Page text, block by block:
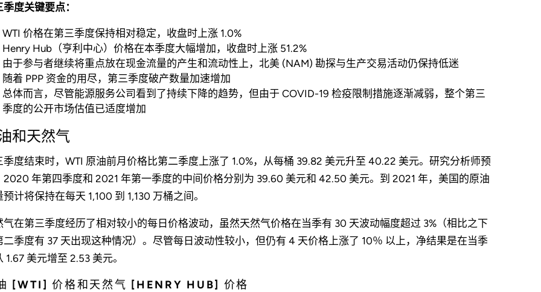
度关键要点：
WTI 价格在第三季度保持相对稳定，收盘时上涨 1.0%
Henry Hub（亨利中心）价格在本季度大幅增加，收盘时上涨 51.2%
由于参与者继续将重点放在现金流量的产生和流动性上，北美 (NAM) 勘探与生产交易活动仍保持低迷
随着 PPP 资金的用尽，第三季度破产数量加速增加
总体而言，尽管能源服务公司看到了持续下降的趋势，但由于 COVID-19 检疫限制措施逐渐减弱，整个第三
季度的公开市场估值已适度增加
和天然气
季度结束时，WTI 原油前月价格比第二季度上涨了 1.0%，从每桶 39.82 美元升至 40.22 美元。研究分析师预
2020 年第四季度和 2021 年第一季度的中间价格分别为 39.60 美元和 42.50 美元。到 2021 年，美国的原油
预计将保持在每天 1,100 到 1,130 万桶之间。
气在第三季度经历了相对较小的每日价格波动，虽然天然气价格在当季有 30 天波动幅度超过 3%（相比之下
二季度有 37 天出现这种情况）。尽管每日波动性较小，但仍有 4 天价格上涨了 10％ 以上，净结果是在当季
1.67 美元增至 2.53 美元。
[WTI] 价格和天然气 [HENRY HUB] 价格